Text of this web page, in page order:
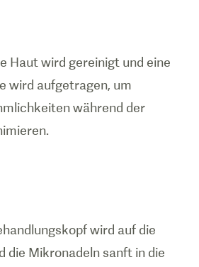
Haut wird gereinigt und eine
wird aufgetragen, um
während der
wird auf die
die Mikronadeln sanft in die